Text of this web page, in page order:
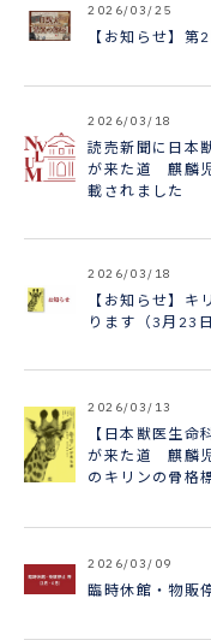
2026/03/25
【お知らせ】
2026/03/18
読売新聞に日本
が来た道 麒麟
載されました
2026/03/18
【お知らせ】
ります（3月23
2026/03/13
【日本獣医生
が来た道 麒麟
のキリンの骨格
2026/03/09
臨時休館・物販